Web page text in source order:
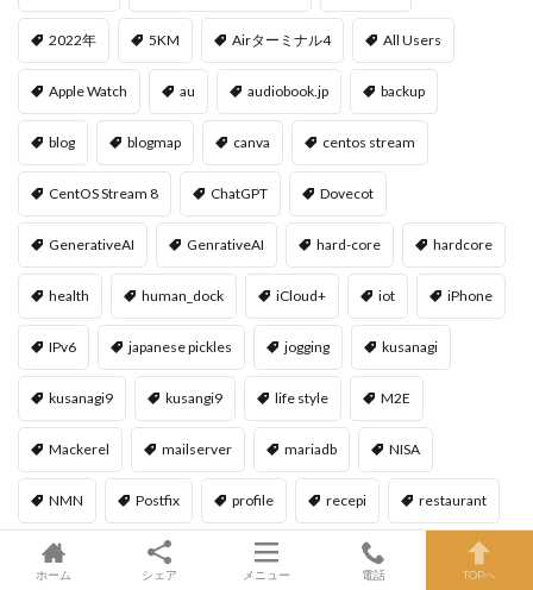
2022年 5KM Airターミナル4 All Users
Apple Watch au audiobook.jp backup
blog blogmap canva centos stream
CentOS Stream 8 ChatGPT Dovecot
GenerativeAI GenrativeAI hard-core hardcore
health human_dock iCloud+ iot iPhone
IPv6 japanese pickles jogging kusanagi
kusanagi9 kusangi9 life style M2E
Mackerel mailserver mariadb NISA
NMN Postfix profile recepi restaurant
Roomba
ホーム シェア メニュー 電話 TOPへ